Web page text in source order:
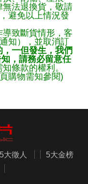
法退換貨，敬請
避免以上情況發
導致斷貨情形，客
知），並取消訂
一但發生，我們
，請務必留意任
條款的權利。
購物需知參閱)
5大徵人
5大金榜